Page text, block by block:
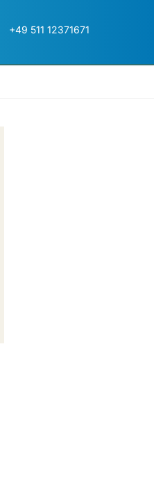
+49 511 12371671